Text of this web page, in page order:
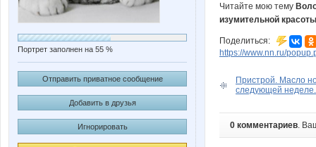
Портрет заполнен на 55 %
Отправить приватное сообщение
Добавить в друзья
Игнорировать
Читайте мою тему
изумительной
Поделиться:
https://www.nn.ru/
Пристрой. Масло
следующей неделе.
0 комментариев.